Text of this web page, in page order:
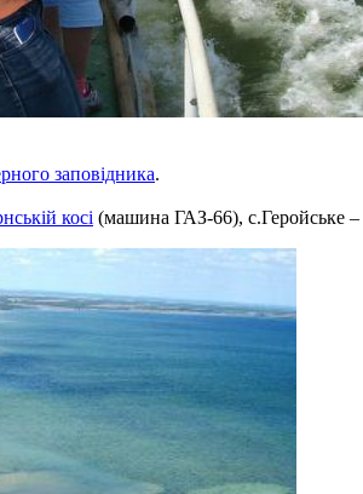
заповідника.
косі (машина ГАЗ-66), с.Геройське –